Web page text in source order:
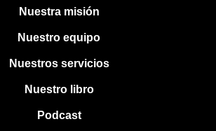
Nuestra misión
Nuestro equipo
Nuestros servicios
Nuestro libro
Podcast